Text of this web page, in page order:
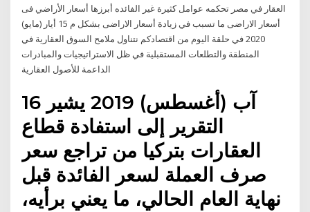
العقار في مصر تحكمه عوامل كثيرة غير الفائده أبرزها أسعار الأراضي فى
أسعار الاراضى ما تسبب في زيادة أسعار الاراضى بشكل م 15 أيار (مايو)
2020 في حلقة اليوم من اقتصادكم نتناول ملامح السوق العقارية في
المنطقة والتطلعات المستقبلية في ظل الاستراتيجيات والمبادرات
16 آب (أغسطس) 2019 يشير
التقرير إلى استفادة قطاع
العقارات بتركيا من تراجع سعر
صرف العملة لسعر الفائدة قبل
نهاية العام الحالي، ما يعني برأيه،